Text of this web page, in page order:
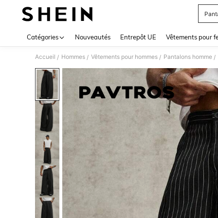
Catégories Nouveautés Entrepôt UE Vêtements pour
Accueil / Hommes / Vêtements pour hommes / Pantalons homme /